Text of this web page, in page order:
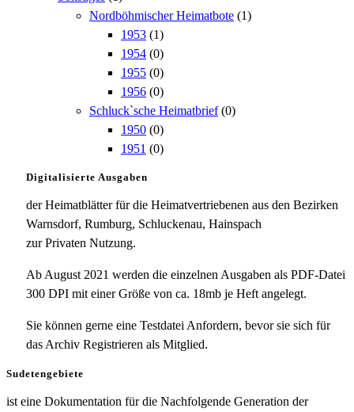
Nordböhmischer Heimatbote (1)
1953 (1)
1954 (0)
1955 (0)
1956 (0)
Schluck`sche Heimatbrief (0)
1950 (0)
1951 (0)
Digitalisierte Ausgaben
der Heimatblätter für die Heimatvertriebenen aus den Bezirken
Warnsdorf, Rumburg, Schluckenau, Hainspach
zur Privaten Nutzung.
Ab August 2021 werden die einzelnen Ausgaben als PDF-Datei
300 DPI mit einer Größe von ca. 18mb je Heft angelegt.
Sie können gerne eine Testdatei Anfordern, bevor sie sich für
das Archiv Registrieren als Mitglied.
Sudetengebiete
ist eine Dokumentation für die Nachfolgende Generation der